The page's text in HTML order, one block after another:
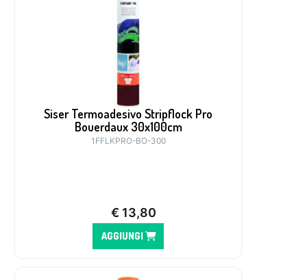
Siser Termoadesivo Stripflock Pro
Bouerdaux 30x100cm
1FFLKPRO-BO-300
€ 13,80
AGGIUNGI